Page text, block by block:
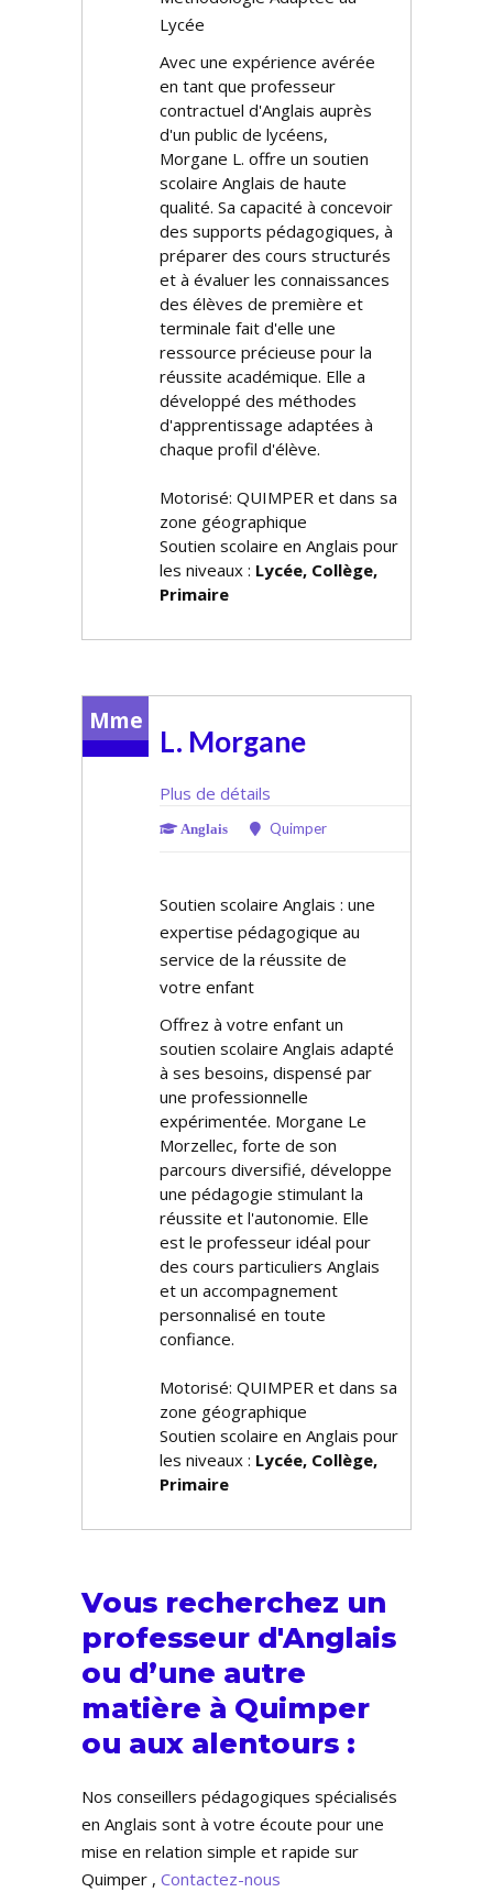
Lycée
Avec une expérience avérée
en tant que professeur
contractuel d'Anglais auprès
d'un public de lycéens,
Morgane L. offre un soutien
scolaire Anglais de haute
qualité. Sa capacité à concevoir
des supports pédagogiques, à
préparer des cours structurés
et à évaluer les connaissances
des élèves de première et
terminale fait d'elle une
ressource précieuse pour la
réussite académique. Elle a
développé des méthodes
d'apprentissage adaptées à
chaque profil d'élève.
Motorisé: QUIMPER et dans sa
zone géographique
Soutien scolaire en Anglais pour
les niveaux : Lycée, Collège,
Primaire
Mme
L. Morgane
Plus de détails
Anglais Quimper
Soutien scolaire Anglais : une
expertise pédagogique au
service de la réussite de
votre enfant
Offrez à votre enfant un
soutien scolaire Anglais adapté
à ses besoins, dispensé par
une professionnelle
expérimentée. Morgane Le
Morzellec, forte de son
parcours diversifié, développe
une pédagogie stimulant la
réussite et l'autonomie. Elle
est le professeur idéal pour
des cours particuliers Anglais
et un accompagnement
personnalisé en toute
confiance.
Motorisé: QUIMPER et dans sa
zone géographique
Soutien scolaire en Anglais pour
les niveaux : Lycée, Collège,
Primaire
Vous recherchez un
professeur d'Anglais
ou d’une autre
matière à Quimper
ou aux alentours :
Nos conseillers pédagogiques spécialisés
en Anglais sont à votre écoute pour une
mise en relation simple et rapide sur
Quimper , Contactez-nous